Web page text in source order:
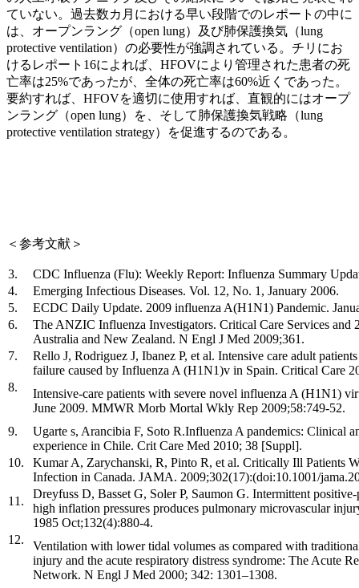
ていない。過去数カ月における早い段階でのレポートの中に
は、オープンラング（open lung）及び肺保護換気（lung
protective ventilation）の必要性が強調されている。チリにお
けるレポート16によれば、HFOVにより管理された患者の死
亡率は25%であったが、全体の死亡率は60%近くであった。
要約すれば、HFOVを適切に使用すれば、直観的にはオープ
ンラング（open lung）を、そして肺保護換気戦略（lung
protective ventilation strategy）を促進するのである。
＜参考文献＞
3.
CDC Influenza (Flu): Weekly Report: Influenza Summary
4.
Emerging Infectious Diseases. Vol. 12, No. 1, January 2006.
5.
ECDC Daily Update. 2009 influenza A(H1N1) Pandemic.
6.
The ANZIC Influenza Investigators. Critical Care Services and
Australia and New Zealand. N Engl J Med 2009;361.
7.
Rello J, Rodriguez J, Ibanez P, et al. Intensive care adult
failure caused by Influenza A (H1N1)v in Spain. Critical Care
8.
Intensive-care patients with severe novel influenza A (H1N1)
June 2009. MMWR Morb Mortal Wkly Rep 2009;58:749-52.
9.
Ugarte s, Arancibia F, Soto R.Influenza A pandemics: Clinical
experience in Chile. Crit Care Med 2010; 38 [Suppl].
10.
Kumar A, Zarychanski, R, Pinto R, et al. Critically Ill Patients
Infection in Canada. JAMA. 2009;302(17):(doi:10.1001/
11.
Dreyfuss D, Basset G, Soler P, Saumon G. Intermittent
high inflation pressures produces pulmonary microvascular
1985 Oct;132(4):880-4.
12.
Ventilation with lower tidal volumes as compared with
injury and the acute respiratory distress syndrome: The Acute
Network. N Engl J Med 2000; 342: 1301–1308.